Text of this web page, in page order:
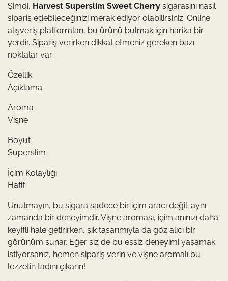
Şimdi, Harvest Superslim Sweet Cherry sigarasını nasıl
sipariş edebileceğinizi merak ediyor olabilirsiniz. Online
alışveriş platformları, bu ürünü bulmak için harika bir
yerdir. Sipariş verirken dikkat etmeniz gereken bazı
noktalar var:
Özellik
Açıklama
Aroma
Vişne
Boyut
Superslim
İçim Kolaylığı
Hafif
Unutmayın, bu sigara sadece bir içim aracı değil; aynı
zamanda bir deneyimdir. Vişne aroması, içim anınızı daha
keyifli hale getirirken, şık tasarımıyla da göz alıcı bir
görünüm sunar. Eğer siz de bu eşsiz deneyimi yaşamak
istiyorsanız, hemen sipariş verin ve vişne aromalı bu
lezzetin tadını çıkarın!